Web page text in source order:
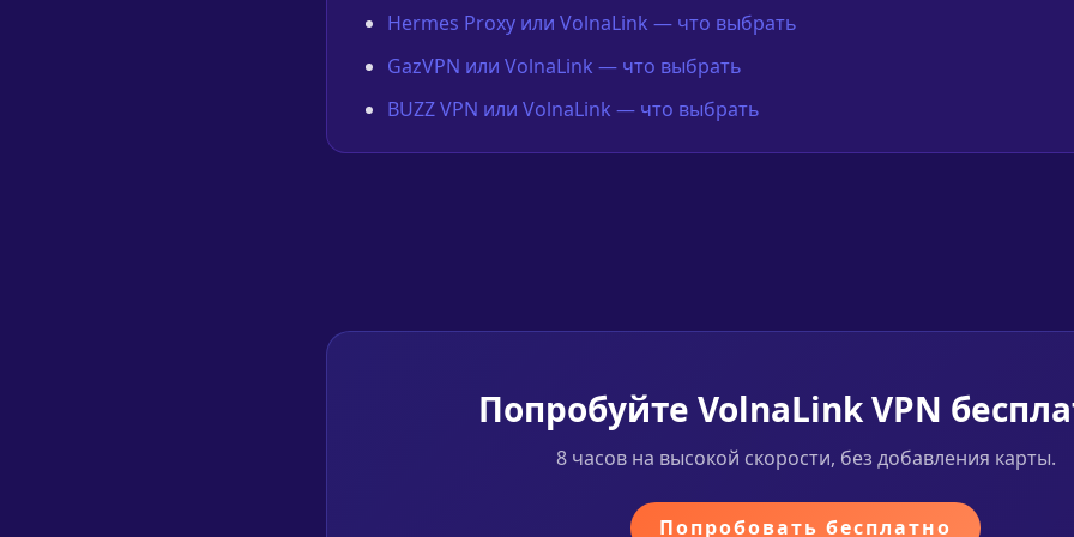
Hermes Proxy или VolnaLink — что выбрать
GazVPN или VolnaLink — что выбрать
BUZZ VPN или VolnaLink — что выбрать
Попробуйте VolnaLink VPN
8 часов на высокой скорости, без добавления карты.
Попробовать бесплатно